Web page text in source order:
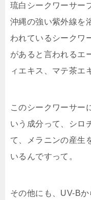
琉白シークワーサー
沖縄の強い紫外線を
われているシークワ
があると言われるエ
ィエキス、マテ茶エ
このシークワーサー
いう成分って、シロ
て、メラニンの産生
いるんですって。
その他にも、UV-B